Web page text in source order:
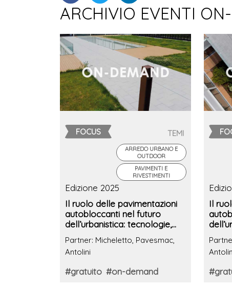
ARCHIVIO EVENTI
FOCUS TEMI
ARREDO URBANO E
OUTDOOR
PAVIMENTI E
RIVESTIMENTI
Edizione 2025
Il ruolo delle pavimentazioni
autobloccanti nel futuro
dell’urbanistica: tecnologie,
Piazza del Mercato di
Brendola
Partner: Micheletto, Pavesmac,
Antolini
#gratuito #on-demand
Il